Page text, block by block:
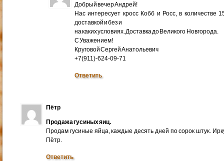
Добрый вечер Андрей!
Нас интересует кросс Кобб и Росс, в количестве
доставкой и без и
на каких условиях. Доставка до Великого Новгорода.
С Уважением!
Круговой Сергей Анатольевич
+7(911)-624-09-71
Ответить
Пётр
Продажа гусиных яиц.
Продам гусиные яйца, каждые десять дней по сорок штук.
Пётр.
Ответить